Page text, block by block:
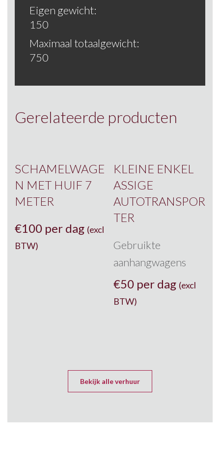
Eigen gewicht:
150
Maximaal totaalgewicht:
750
Gerelateerde producten
SCHAMELWAGE
N MET HUIF 7
METER
€100 per dag (excl
BTW)
KLEINE ENKEL
ASSIGE
AUTOTRANSPOR
TER
Gebruikte
aanhangwagens
€50 per dag (excl
BTW)
Bekijk alle verhuur